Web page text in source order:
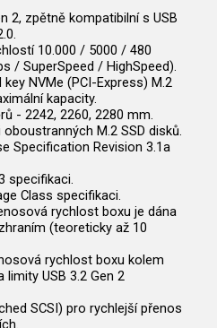
2, zpětně kompatibilní s USB
10.000 / 5000 / 480
/ SuperSpeed / HighSpeed).
NVMe (PCI-Express) M.2
kapacity.
- 2242, 2260, 2280 mm.
M.2 SSD disků.
Specification Revision 3.1a
specifikaci.
Class specifikaci.
rychlost boxu je dána
(teoreticky až 10
rychlost boxu kolem
USB 3.2 Gen 2
SCSI) pro rychlejší přenos